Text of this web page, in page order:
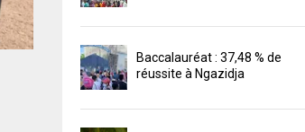
Baccalauréat : 37,48 % de
réussite à Ngazidja